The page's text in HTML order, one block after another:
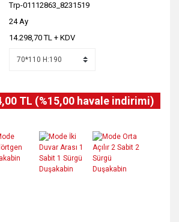
Trp-01112863_8231519
24 Ay
14.298,70 TL + KDV
TL (%15,00 havale indirimi)